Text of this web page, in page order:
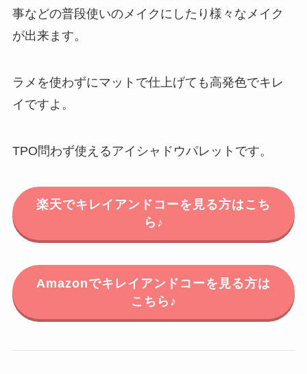
事などの普段使いのメイクにしたり様々なメイク
が出来ます。
ラメを使わずにマットで仕上げても高発色でキレ
イですよ。
TPO問わず使えるアイシャドウパレットです。
楽天でキレイアンドコーを見る方はこち
ら♪
Amazonでキレイアンドコーを見る方は
こちら♪